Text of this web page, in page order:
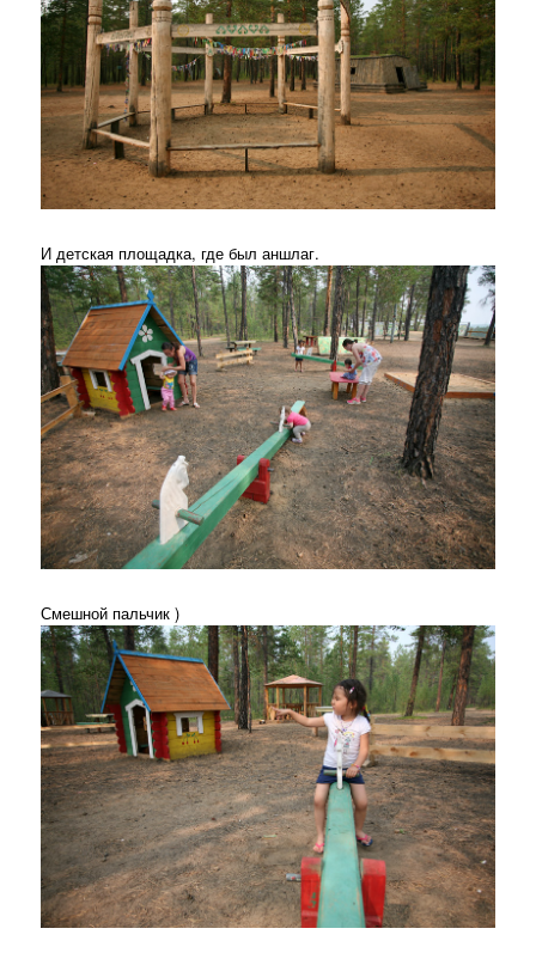
И детская площадка, где был аншлаг.
Смешной пальчик )